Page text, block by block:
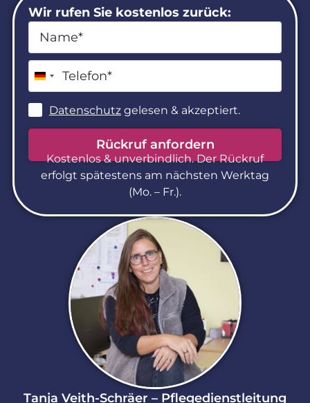
Tanja Veith-Schräer – Pflegedienstleitung
Wir rufen Sie kostenlos zurück:
Germany +49
Datenschutzgelesen & akzeptiert.
Rückruf anfordern
Kostenlos & unverbindlich. Der Rück­ruf
erfolgt spätestens am nächsten Werktag
(Mo. – Fr.).